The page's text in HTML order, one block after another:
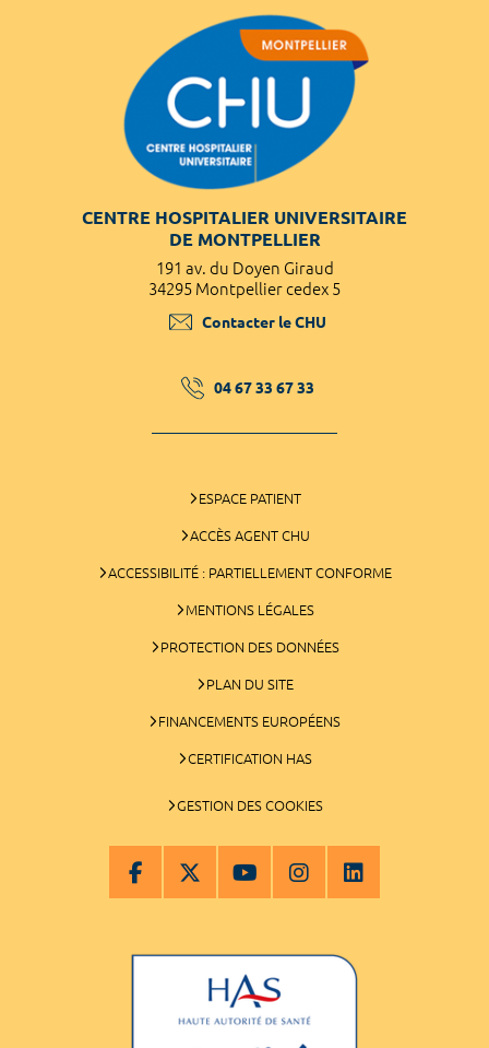
CENTRE HOSPITALIER UNIVERSITAIRE
DE MONTPELLIER
191 av. du Doyen Giraud
34295 Montpellier cedex 5
Contacter le CHU
04 67 33 67 33
ESPACE PATIENT
ACCÈS AGENT CHU
ACCESSIBILITÉ : PARTIELLEMENT CONFORME
MENTIONS LÉGALES
PROTECTION DES DONNÉES
PLAN DU SITE
FINANCEMENTS EUROPÉENS
CERTIFICATION HAS
GESTION DES COOKIES